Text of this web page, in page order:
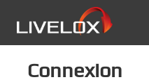
Connexion